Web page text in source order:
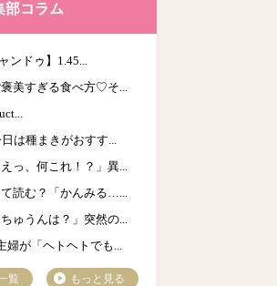
部コラム
ンドゥ】1.45...
褒美すぎる食べ方♡そ...
は種まきがおすす...
っ、何これ！？」異...
て読む？「かんみる…...
ゅうんは？」突然の...
婦が「ヘトヘトでも...
覧 もっと見る